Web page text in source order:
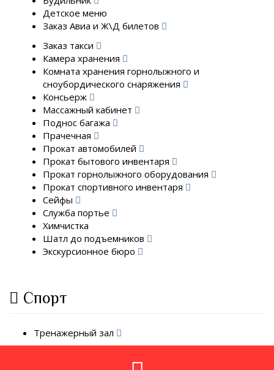
Детское меню
Заказ Авиа и Ж\Д билетов
Заказ такси
Камера хранения
Комната хранения горнолыжного и
сноубордического снаряжения
Консьерж
Массажный кабинет
Поднос багажа
Прачечная
Прокат автомобилей
Прокат бытового инвентаря
Прокат горнолыжного оборудования
Прокат спортивного инвентаря
Сейфы
Служба портье
Химчистка
Шатл до подъемников
Экскурсионное бюро
Спорт
Тренажерный зал